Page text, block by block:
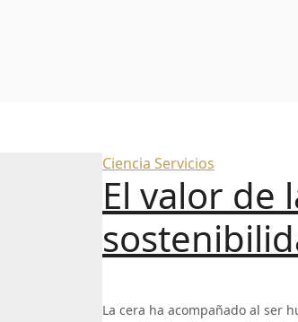
Ciencia Servicios
El valor de
La cera ha acompañado al ser